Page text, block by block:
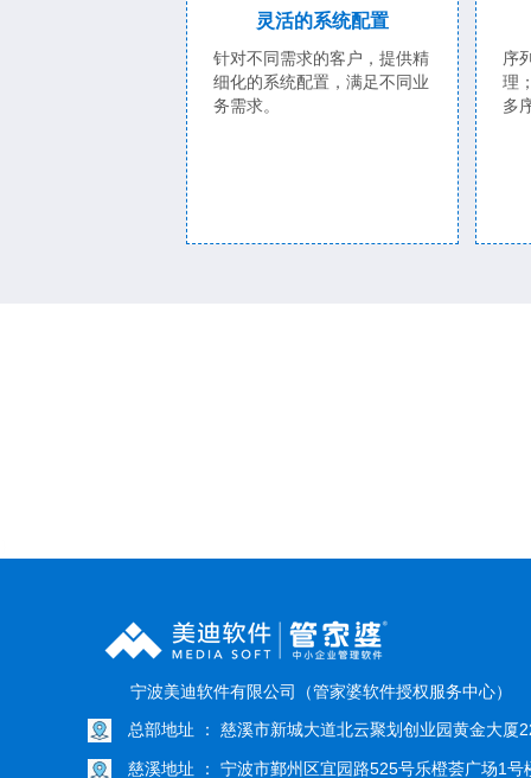
灵活的系统配置
针对不同需求的客户，提供精
细化的系统配置，满足不同业
务需求。
序
理
多
宁波美迪软件有限公司（管家婆软件授权服务中心）
总部地址 ： 慈溪市新城大道北云聚划创业园黄金大厦
慈溪地址 ： 宁波市鄞州区宜园路525号乐橙荟广场1号